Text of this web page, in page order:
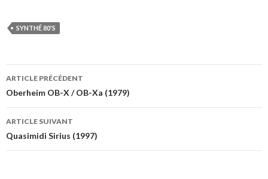
SYNTHÉ 80'S
Navigation
des
articles
ARTICLE PRÉCÉDENT
Oberheim OB-X / OB-Xa (1979)
ARTICLE SUIVANT
Quasimidi Sirius (1997)